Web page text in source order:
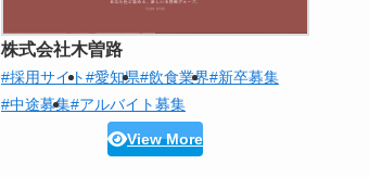
株式会社木曽路
#採用サイト#愛知県#飲食業界#新卒募集
#中途募集#アルバイト募集
View More